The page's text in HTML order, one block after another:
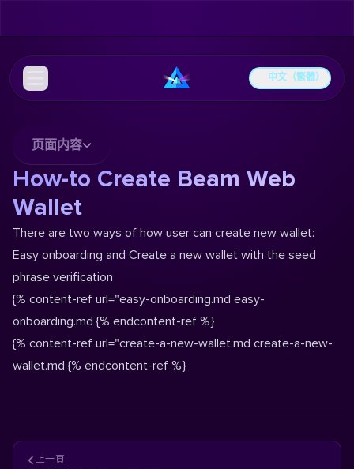
中文（繁體）
How-to Create Beam Web
Wallet
There are two ways of how user can create new wallet:
Easy onboarding and Create a new wallet with the seed
phrase verification
{% content-ref url="easy-onboarding.md easy-
onboarding.md {% endcontent-ref %}
{% content-ref url="create-a-new-wallet.md create-a-new-
wallet.md {% endcontent-ref %}
上一頁
页面内容